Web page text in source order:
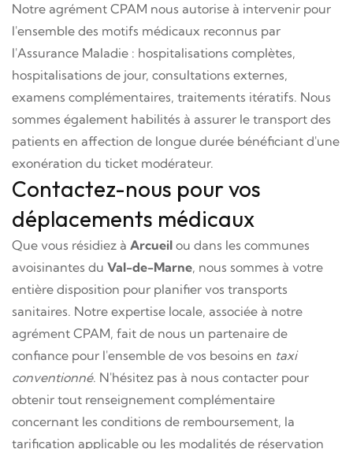
Notre agrément CPAM nous autorise à intervenir pour
l'ensemble des motifs médicaux reconnus par
l'Assurance Maladie : hospitalisations complètes,
hospitalisations de jour, consultations externes,
examens complémentaires, traitements itératifs. Nous
sommes également habilités à assurer le transport des
patients en affection de longue durée bénéficiant d'une
exonération du ticket modérateur.
Contactez-nous pour vos
déplacements médicaux
Que vous résidiez à Arcueil ou dans les communes
avoisinantes du Val-de-Marne, nous sommes à votre
entière disposition pour planifier vos transports
sanitaires. Notre expertise locale, associée à notre
agrément CPAM, fait de nous un partenaire de
confiance pour l'ensemble de vos besoins en taxi
conventionné. N'hésitez pas à nous contacter pour
obtenir tout renseignement complémentaire
concernant les conditions de remboursement, la
tarification applicable ou les modalités de réservation